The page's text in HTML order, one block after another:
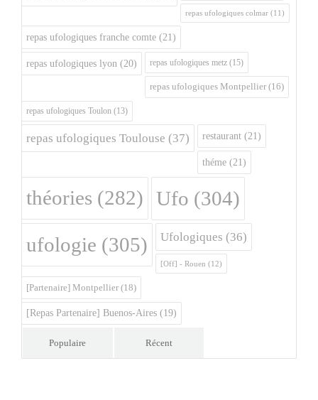
repas ufologiques colmar (11)
repas ufologiques franche comte (21)
repas ufologiques lyon (20) repas ufologiques metz (15)
repas ufologiques Montpellier (16)
repas ufologiques Toulon (13)
repas ufologiques Toulouse (37) restaurant (21)
théme (21)
théories (282) Ufo (304)
ufologie (305) Ufologiques (36)
[Off] - Rouen (12)
[Partenaire] Montpellier (18)
[Repas Partenaire] Buenos-Aires (19)
Populaire Récent